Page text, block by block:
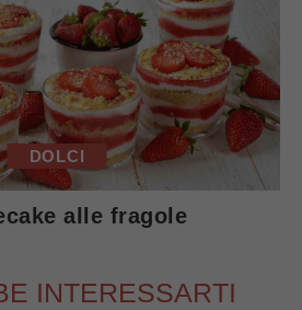
DOLCI
alle fragole
INTERESSARTI